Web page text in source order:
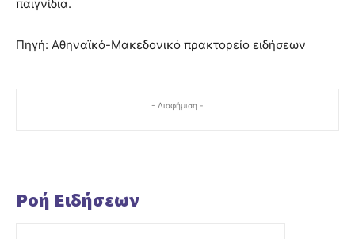
παιγνίδια.
Πηγή: Αθηναϊκό-Μακεδονικό πρακτορείο ειδήσεων
- Διαφήμιση -
Ροή Ειδήσεων